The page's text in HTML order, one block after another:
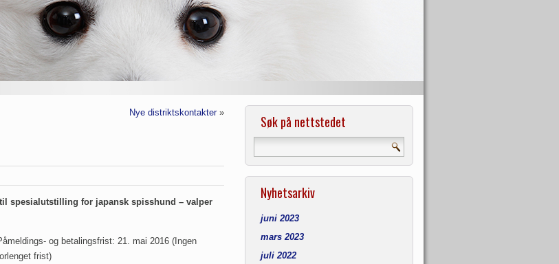
Nye distriktskontakter»
spesialutstilling for japansk spisshund – valper
og betalingsfrist: 21. mai 2016 (Ingen
frist)
Søk på nettstedet
Nyhetsarkiv
juni 2023
mars 2023
juli 2022